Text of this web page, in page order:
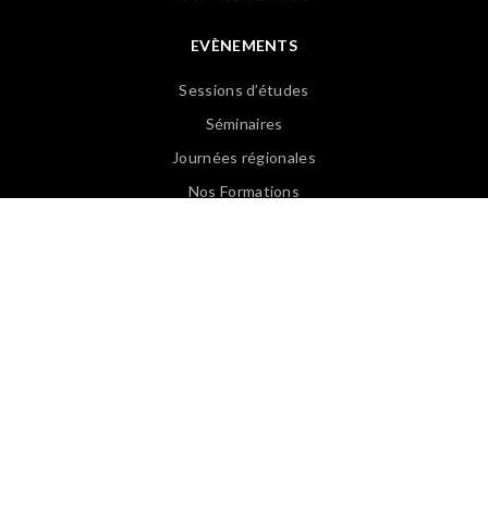
EVÈNEMENTS
Sessions d’études
Séminaires
Journées régionales
Nos Formations